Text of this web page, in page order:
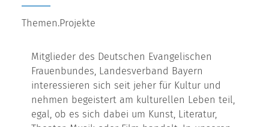
Themen.Projekte
Mitglieder des Deutschen Evangelischen
Frauenbundes, Landesverband Bayern
interessieren sich seit jeher für Kultur und
nehmen begeistert am kulturellen Leben teil,
egal, ob es sich dabei um Kunst, Literatur,